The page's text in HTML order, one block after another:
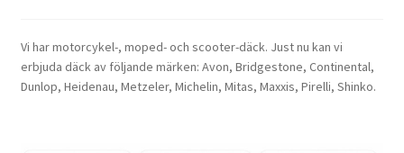
Vi har motorcykel-, moped- och scooter-däck. Just nu kan vi
erbjuda däck av följande märken: Avon, Bridgestone, Continental,
Dunlop, Heidenau, Metzeler, Michelin, Mitas, Maxxis, Pirelli, Shinko.